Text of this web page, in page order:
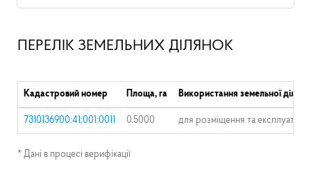
ПЕРЕЛІК ЗЕМЕЛЬНИХ ДІЛЯНОК
Кадастровий номер Площа, га Використання земельної
7310136900:41:001:0011 0.5000 для розміщення та
* Дані в процесі верифікації